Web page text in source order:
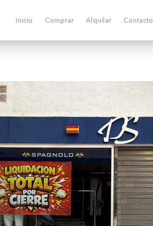
Inicio Comprar Alquilar Contacto